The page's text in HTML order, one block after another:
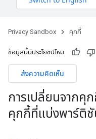
Privacy Sandbox คุกกี้
ข้อมูลนี้มีประโยชน์ไหม
ส่งความคิดเห็น
การเปลี่ยนจากคุ
คุกกี้ที่แบ่งพาร์ติ